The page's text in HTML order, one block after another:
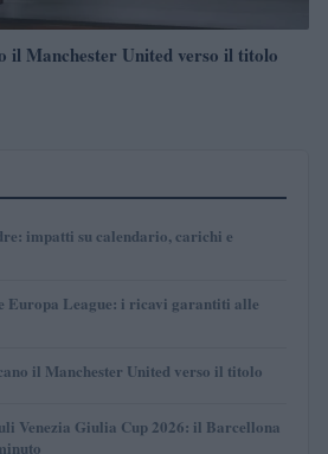
il Manchester United verso il titolo
impatti su calendario, carichi e
Europa League: i ricavi garantiti alle
il Manchester United verso il titolo
Venezia Giulia Cup 2026: il Barcellona